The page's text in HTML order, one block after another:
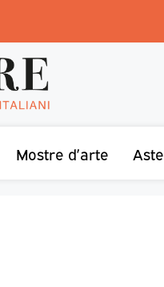
Mostre d’arte Aste